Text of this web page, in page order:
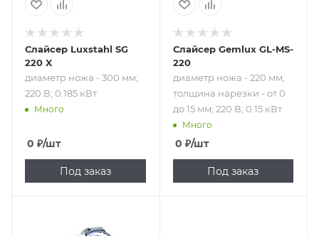
Слайсер Luxstahl SG
220 X
диаметр ножа - 300 мм;
220 В; 0.185 кВт
Много
0 ₽/шт
Под заказ
Слайсер Gemlux GL-MS-
220
диаметр ножа - 220 мм;
толщина нарезки - от 0
до 15 мм; 220 В; 0.15 кВт
Много
0 ₽/шт
Под заказ
диаметр ножа -